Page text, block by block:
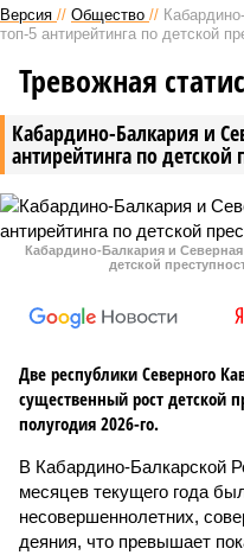
Версия // Общество //
топ-5 антирейтинга по детской
Кабардино-Балкария и
антирейтинга по детской
Тревожная
Кабардино-Балкария и
детской
Две республики Северного
существенный рост детской
полугодия 2026-го.
В Кабардино-Балкарской
месяцев текущего года
несовершеннолетних,
деяния, что превышает